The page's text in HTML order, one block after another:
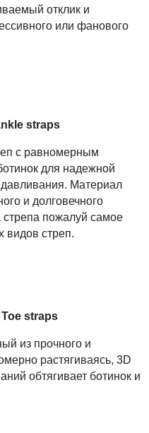
отклик и
или фанового
straps
с равномерным
для надежной
Материал
и долговечного
стрепа пожалуй самое
видов стреп.
straps
из прочного и
растягиваясь, 3D
обтягивает ботинок и